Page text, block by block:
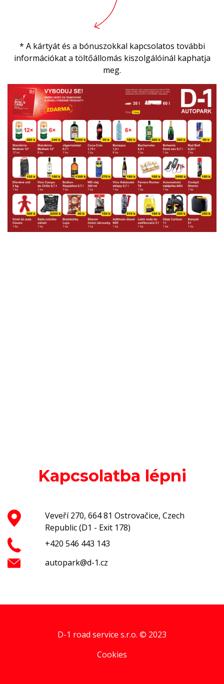
* A kártyát és a bónuszokkal kapcsolatos további
információkat a töltőállomás kiszolgálóinál kaphatja
meg.
Kapcsolatba lépni
Veveří 270, 664 81 Ostrovačice, Czech
Republic (D1 - Exit 178)
+420 546 443 143
autopark@d-1.cz
D-1 road service s.r.o. © 2023
Cookies